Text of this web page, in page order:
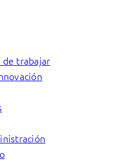
de trabajar